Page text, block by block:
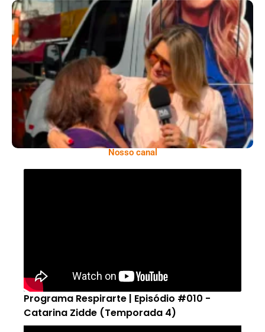
​Segurança Pública Lidera Queixas De
Moradores Do Rio Em Escuta Promovida Por
Antônia Fontenelle
Nosso canal
Programa Respirarte | Episódio #010 -
Catarina Zidde (Temporada 4)